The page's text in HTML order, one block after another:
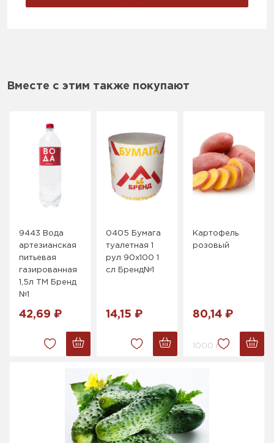
Вместе с этим также покупают
9443 Вода
артезианская
питьевая
газированная
1,5л ТМ Бренд
№1
42,69 ₽
0405 Бумага
туалетная 1
рул 90х100 1
сл Бренд№1
14,15 ₽
Картофель
розовый
80,14 ₽
1000 г.